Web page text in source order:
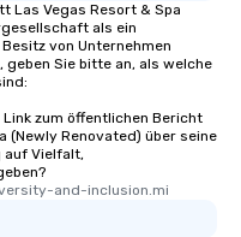
Las Vegas Resort & Spa
als ein
von Unternehmen
Sie bitte an, als welche
zum öffentlichen Bericht
(Newly Renovated) über seine
auf Vielfalt,
and-inclusion.mi